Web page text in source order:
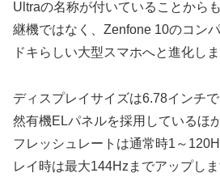
Ultraの名称が付いていることから
継機ではなく、Zenfone 10のコン
ドキらしい大型スマホへと進化しま
ディスプレイサイズは6.78インチ
然有機ELパネルを採用しているほ
フレッシュレートは通常時1～
レイ時は最大144Hzまでアップしま